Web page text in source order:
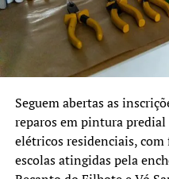
eficácia e execução dentro
“Temos
a aplicação
Cada
pelo
Seguem abertas as
reparos em pintura
elétricos residenciais, com
escolas atingidas pela